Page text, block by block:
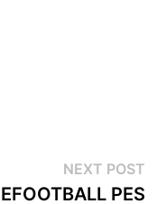
NEXT POST
EFOOTBALL PES